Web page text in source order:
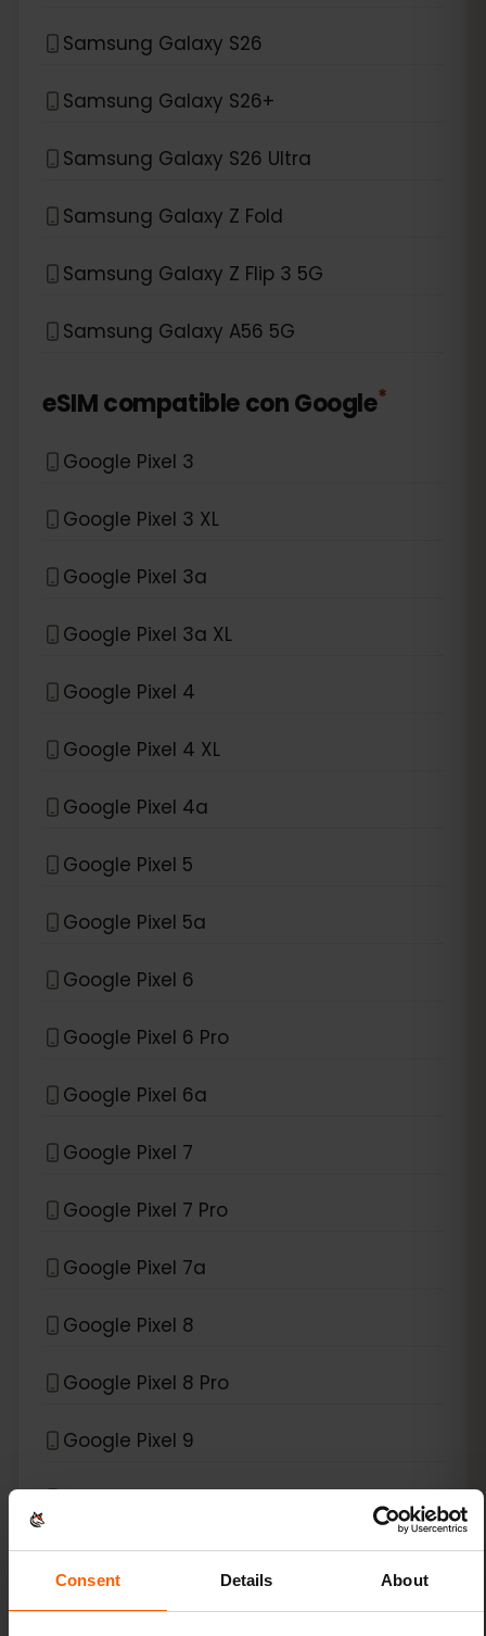
Consent Details About
Samsung Galaxy S26
Samsung Galaxy S26+
Samsung Galaxy S26 Ultra
Samsung Galaxy Z Fold
Samsung Galaxy Z Flip 3 5G
Samsung Galaxy A56 5G
eSIM compatible conGoogle*
Google Pixel 3
Google Pixel 3 XL
Google Pixel 3a
Google Pixel 3a XL
Google Pixel 4
Google Pixel 4 XL
Google Pixel 4a
Google Pixel 5
Google Pixel 5a
Google Pixel 6
Google Pixel 6 Pro
Google Pixel 6a
Google Pixel 7
Google Pixel 7 Pro
Google Pixel 7a
Google Pixel 8
Google Pixel 8 Pro
Google Pixel 9
Google Pixel 9 Pro
Google Pixel 9 Pro Fold
Google Pixel 9 Pro XL